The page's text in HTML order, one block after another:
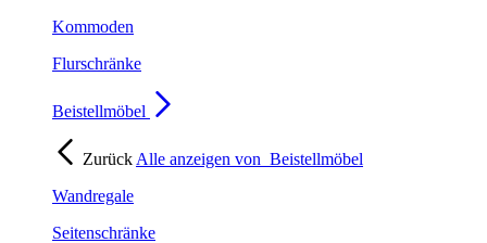
Kommoden
Flurschränke
Beistellmöbel
Zurück Alle anzeigen von Beistellmöbel
Wandregale
Seitenschränke